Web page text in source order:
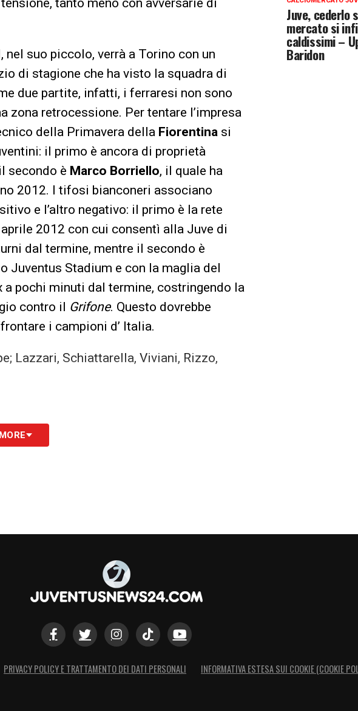
nel suo piccolo, verrà a Torino con un
di stagione che ha visto la squadra di
due partite, infatti, i ferraresi non sono
zona retrocessione. Per tentare l’impresa
della Primavera della Fiorentina si
il primo è ancora di proprietà
secondo è Marco Borriello, il quale ha
2012. I tifosi bianconeri associano
e l’altro negativo: il primo è la rete
2012 con cui consentì alla Juve di
dal termine, mentre il secondo è
Juventus Stadium e con la maglia del
pochi minuti dal termine, costringendo la
contro il Grifone. Questo dovrebbe
i campioni d’ Italia.
Lazzari, Schiattarella, Viviani, Rizzo,
Juve, cederlo
mercato si
caldissimi –
Baridon
PRIVACY POLICY E TRATTAMENTO DEI DATI PERSONALI INFORMATIVA ESTESA SUI COOKIE (COOKIE